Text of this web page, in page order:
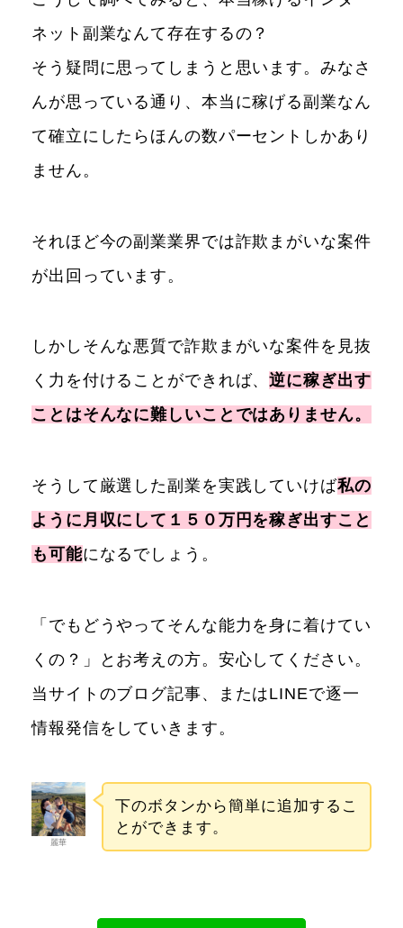
ネット副業なんて存在するの？
そう疑問に思ってしまうと思います。みなさ
んが思っている通り、本当に稼げる副業なん
て確立にしたらほんの数パーセントしかあり
ません。
それほど今の副業業界では詐欺まがいな案件
が出回っています。
しかしそんな悪質で詐欺まがいな案件を見抜
く力を付けることができれば、逆に稼ぎ出す
ことはそんなに難しいことではありません。
そうして厳選した副業を実践していけば私の
ように月収にして１５０万円を稼ぎ出すこと
も可能になるでしょう。
「でもどうやってそんな能力を身に着けてい
くの？」とお考えの方。安心してください。
当サイトのブログ記事、またはLINEで逐一
情報発信をしていきます。
麗華
下のボタンから簡単に追加するこ
とができます。